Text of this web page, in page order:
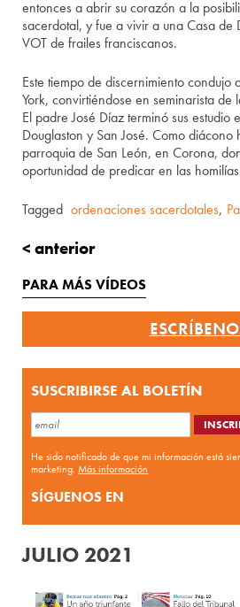
entonces a abrir su corazón a la
sacerdotal, y fue a vivir a una Casa de
VOT de frailes franciscanos.
Este tiempo de discernimiento condujo
York, convirtiéndose en seminarista de
El padre José Díaz terminó sus estudio
Douglaston y San José. Como
parroquia de San León, en Corona,
oportunidad de predicar en las
Tagged ordenaciones sacerdotales,
< anterior
PARA MÁS VÍDEOS
SUSCRIBIRSE AL BOLETÍN
He sido notificado de que mi información está
marketing.Más información
SÍGUENOS EN
JULIO 2021